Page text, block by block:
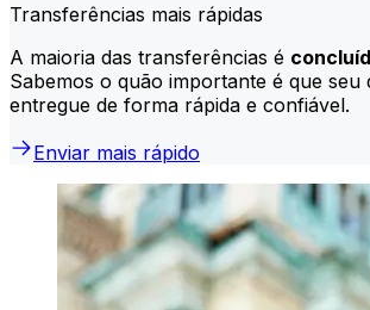
Transferências mais rápidas
A maioria das transferências é
Sabemos o quão importante é que seu
entregue de forma rápida e confiável.
Enviar mais rápido